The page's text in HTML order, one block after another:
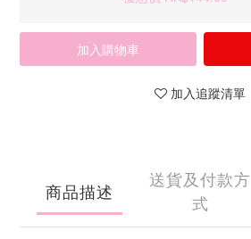
加入購物車
加入追蹤清單
商品描述
送貨及付款方
式